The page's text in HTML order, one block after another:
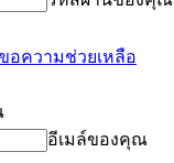
อความช่วยเหลือ
อีเมล์ของคุณ